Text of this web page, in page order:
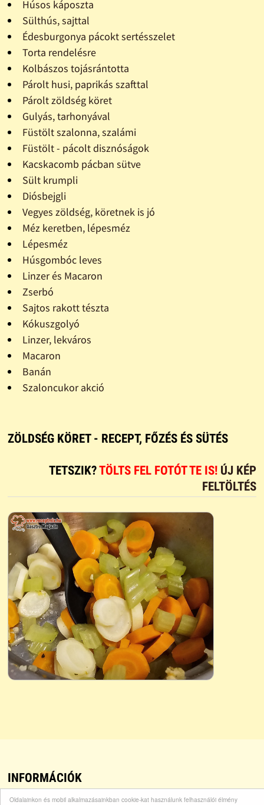
Oldalainkon és mobil alkalmazásainkban cookie-kat használunk felhasználói élmény
Húsos káposzta
Sülthús, sajttal
Édesburgonya pácokt sertésszelet
Torta rendelésre
Kolbászos tojásrántotta
Párolt husi, paprikás szafttal
Párolt zöldség köret
Gulyás, tarhonyával
Füstölt szalonna, szalámi
Füstölt - pácolt disznóságok
Kacskacomb pácban sütve
Sült krumpli
Diósbejgli
Vegyes zöldség, köretnek is jó
Méz keretben, lépesméz
Lépesméz
Húsgombóc leves
Linzer és Macaron
Zserbó
Sajtos rakott tészta
Kókuszgolyó
Linzer, lekváros
Macaron
Banán
Szaloncukor akció
ZÖLDSÉG KÖRET - RECEPT, FŐZÉS ÉS SÜTÉS
TETSZIK?TÖLTS FEL FOTÓT TE IS! ÚJ KÉP
FELTÖLTÉS
INFORMÁCIÓK